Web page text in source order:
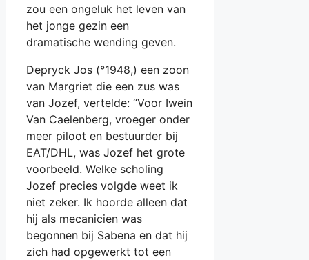
zou een ongeluk het leven van
het jonge gezin een
dramatische wending geven.
Depryck Jos (°1948,) een zoon
van Margriet die een zus was
van Jozef, vertelde: “Voor Iwein
Van Caelenberg, vroeger onder
meer piloot en bestuurder bij
EAT/DHL, was Jozef het grote
voorbeeld. Welke scholing
Jozef precies volgde weet ik
niet zeker. Ik hoorde alleen dat
hij als mecanicien was
begonnen bij Sabena en dat hij
zich had opgewerkt tot een